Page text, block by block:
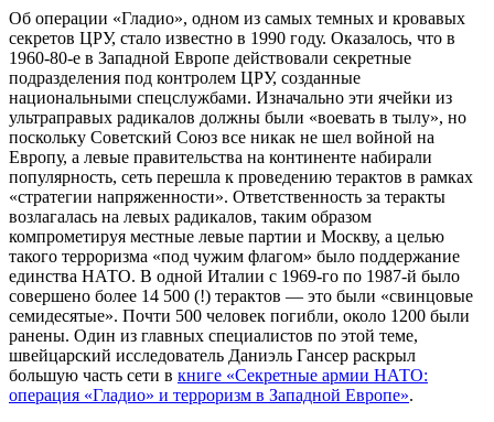
Об операции «Гладио», одном из самых темных и кровавых
секретов ЦРУ, стало известно в 1990 году. Оказалось, что в
1960-80-е в Западной Европе действовали секретные
подразделения под контролем ЦРУ, созданные
национальными спецслужбами. Изначально эти ячейки из
ультраправых радикалов должны были «воевать в тылу», но
поскольку Советский Союз все никак не шел войной на
Европу, а левые правительства на континенте набирали
популярность, сеть перешла к проведению терактов в рамках
«стратегии напряженности». Ответственность за теракты
возлагалась на левых радикалов, таким образом
компрометируя местные левые партии и Москву, а целью
такого терроризма «под чужим флагом» было поддержание
единства НАТО. В одной Италии с 1969-го по 1987-й было
совершено более 14 500 (!) терактов — это были «свинцовые
семидесятые». Почти 500 человек погибли, около 1200 были
ранены. Один из главных специалистов по этой теме,
швейцарский исследователь Даниэль Гансер раскрыл
большую часть сети в книге «Секретные армии НАТО:
операция «Гладио» и терроризм в Западной Европе».